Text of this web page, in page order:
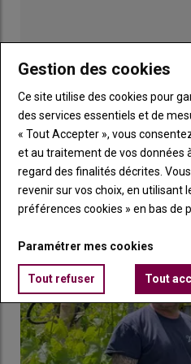
LES PLUS LUS
Gestion des cookies
Ce site utilise des cookies pour
des services essentiels et de
« Tout Accepter », vous
et au traitement de vos données
regard des finalités décrites.
revenir sur vos choix, en utilisant
préférences cookies » en bas de
Paramétrer mes cookies
Tout refuser Tout